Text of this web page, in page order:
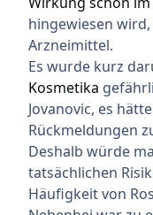
hingewiesen
Arzneimittel.
Es wurde kurz
Kosmetika
Jovanovic, es
Rückmeldungen
Deshalb würde
tatsächlichen
Häufigkeit von